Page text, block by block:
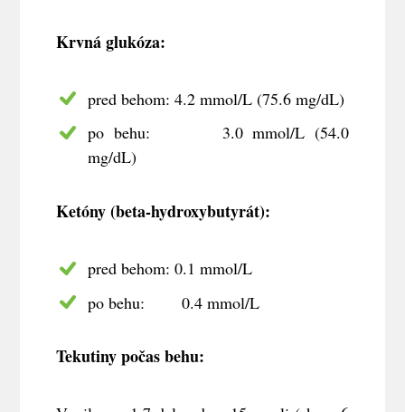
Krvná glukóza:
pred behom: 4.2 mmol/L (75.6 mg/dL)
po behu: 3.0 mmol/L (54.0
mg/dL)
Ketóny (beta-hydroxybutyrát):
pred behom: 0.1 mmol/L
po behu: 0.4 mmol/L
Tekutiny počas behu: